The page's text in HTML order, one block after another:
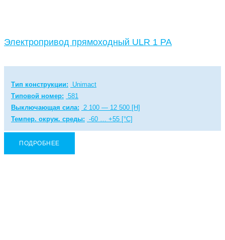
Электропривод прямоходный ULR 1 PA
Тип конструкции:
Unimact
Типовой номер: 581
Выключающая сила:
2 100 — 12 500 [Н]
Темпер. окруж. среды: -60 … +55 [°C]
ПОДРОБНЕЕ